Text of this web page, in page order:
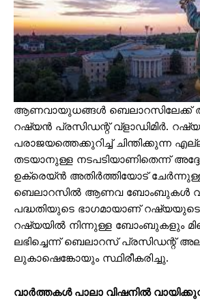
ആണവായുധങ്ങൾ ബെലാറസിലേക്ക്
റഷ്യൻ പ്രസിഡന്റ് വ്ളാഡിമിർ.
പരാജയത്തെക്കുറിച്ച് ചിന്തിക്കുന്ന
തടയാനുള്ള നടപടിയാണിതെന്ന്
ഉക്രെയ്ൻ അതിർത്തിയോട്
ബെലാറസിൽ ആണവ ബോംബുകൾ
പദ്ധതിയുടെ ഭാഗമായാണ് റഷ്യയുടെ
റഷ്യയിൽ നിന്നുള്ള ബോംബുകളും
ലഭിച്ചെന്ന് ബെലാറസ് പ്രസിഡന്റ്
ലുകാഷെങ്കോയും സ്ഥിരീകരിച്ചു.
വാർത്തകൾ പാലാ വിഷനിൽ